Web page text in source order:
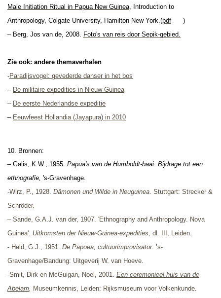
Male Initiation Ritual in Papua New Guinea , Introduction to
Anthropology, Colgate University, Hamilton New York .(pdf
)
– Berg, Jos van de, 2008. Foto's van reis door Sepik-gebied.
Zie ook: andere themaverhalen
-Paradijsvogel: gevederde danser in het bos
– De militaire expedities in Nieuw-Guinea
– De eerste Nederlandse expeditie
– Eeuwfeest Hollandia (Jayapura) in 2010
10. Bronnen:
– Galis, K.W., 1955. Papua's van de Humboldt-baai. Bijdrage tot een
ethnografie, 's-Gravenhage.
-Wirz, P., 1928. Dämonen und Wilde in Neuguinea. Stuttgart: Strecker &
Schröder.
– Sande, G.A.J. van der, 1907. 'Ethnography and Anthropology. Nova
Guinea'. Uitkomsten der Nieuw-Guinea-expedities, dl.
III, Leiden.
- Held, G.J., 1951. De Papoea, cultuurimprovisator. ’s-
Gravenhage/Bandung: Uitgeverij W. van Hoeve.
-Smit, Dirk en McGuigan, Noel, 2001. Een ceremonieel huis van de
Abelam, Museumkennis, Leiden: Rijksmuseum voor Volkenkunde.